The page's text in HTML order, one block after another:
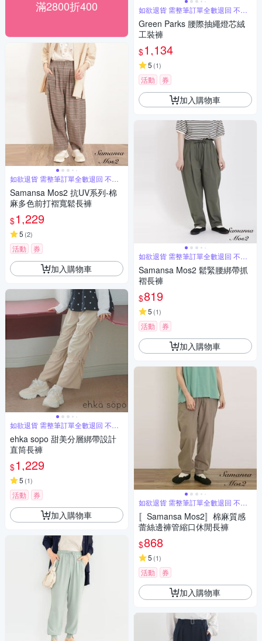
滿2800折400
如欲退貨 需整筆訂單全數退回 不能
單退
Samansa Mos2 抗UV系列-棉
麻多色前打褶寬鬆長褲
$1,229
5 (2)
活動 券
加入購物車
如欲退貨 需整筆訂單全數退回 不能
單退
ehka sopo 甜美分層綁帶設計
直筒長褲
$1,229
5 (1)
活動 券
加入購物車
如欲退貨 需整筆訂單全數退回 不能
單退
Green Parks 腰際抽繩燈芯絨
工裝褲
$1,134
5 (1)
活動 券
加入購物車
如欲退貨 需整筆訂單全數退回 不能
單退
Samansa Mos2 鬆緊腰綁帶抓
褶長褲
$819
5 (1)
活動 券
加入購物車
如欲退貨 需整筆訂單全數退回 不能
單退
〚Samansa Mos2〛棉麻質感
蕾絲邊褲管縮口休閒長褲
$868
5 (1)
活動 券
加入購物車